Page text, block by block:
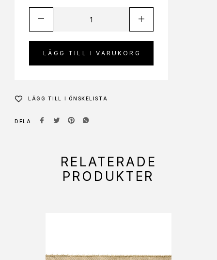
LÄGG TILL I VARUKORG
LÄGG TILL I ÖNSKELISTA
DELA
RELATERADE
PRODUKTER